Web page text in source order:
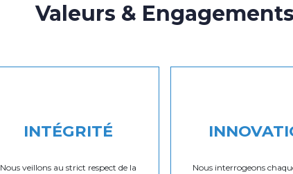
Valeurs & Engagements
INTÉGRITÉ
Nous veillons au strict respect de la
Nous interrogeons